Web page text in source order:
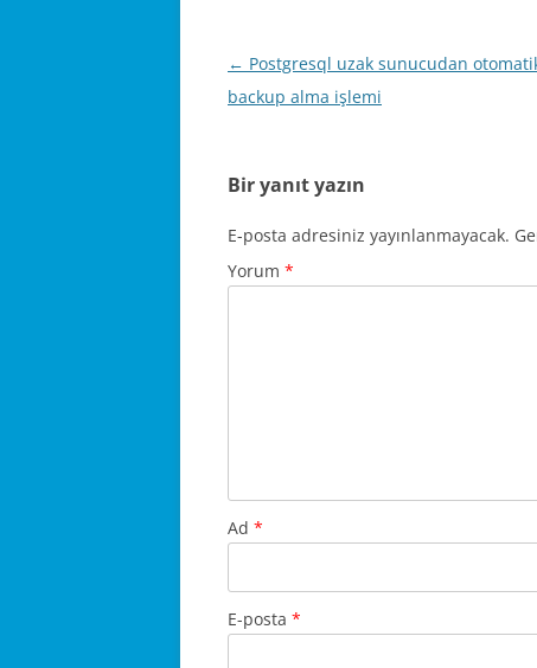
Yazı
dolaşımı
← Postgresql uzak sunucudan
backup alma işlemi
Bir yanıt yazın
E-posta adresiniz yayınlanmayacak.
Yorum *
Ad *
E-posta *